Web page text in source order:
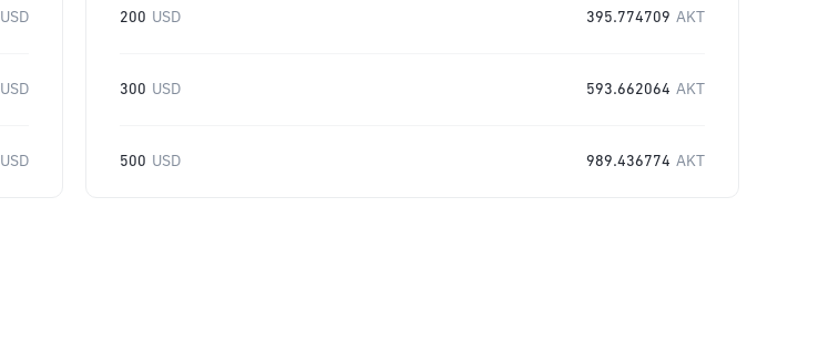
USD
USD
USD
200 USD 395.774709 AKT
300 USD 593.662064 AKT
500 USD 989.436774 AKT